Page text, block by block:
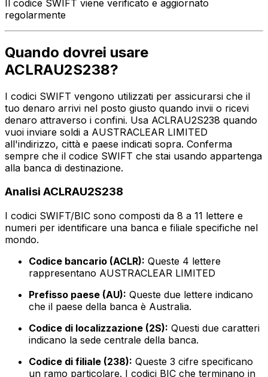
Il codice SWIFT viene verificato e aggiornato
regolarmente
Quando dovrei usare
ACLRAU2S238?
I codici SWIFT vengono utilizzati per assicurarsi che il
tuo denaro arrivi nel posto giusto quando invii o ricevi
denaro attraverso i confini. Usa ACLRAU2S238 quando
vuoi inviare soldi a AUSTRACLEAR LIMITED
all'indirizzo, città e paese indicati sopra. Conferma
sempre che il codice SWIFT che stai usando appartenga
alla banca di destinazione.
Analisi ACLRAU2S238
I codici SWIFT/BIC sono composti da 8 a 11 lettere e
numeri per identificare una banca e filiale specifiche nel
mondo.
Codice bancario (ACLR): Queste 4 lettere
rappresentano AUSTRACLEAR LIMITED
Prefisso paese (AU): Queste due lettere indicano
che il paese della banca è Australia.
Codice di localizzazione (2S): Questi due caratteri
indicano la sede centrale della banca.
Codice di filiale (238): Queste 3 cifre specificano
un ramo particolare. I codici BIC che terminano in